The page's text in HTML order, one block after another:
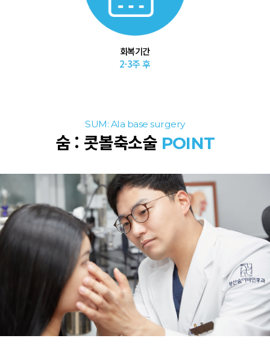
회복기간
2-3주 후
SUM: Ala base surgery
숨 : 콧볼축소술 POINT